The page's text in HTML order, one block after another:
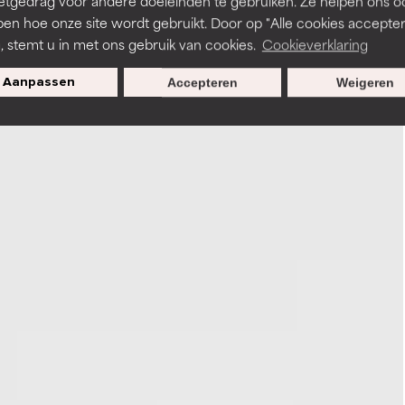
hoe onze site wordt gebruikt. Door op "Alle cookies
stemt u in met ons gebruik van cookies. Cookieverklaring
Aanpassen Weigeren
Accepteren